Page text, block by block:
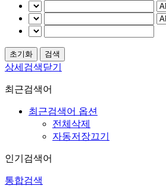
상세검색닫기
최근검색어
최근검색어 옵션
전체삭제
자동저장끄기
인기검색어
통합검색